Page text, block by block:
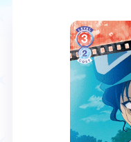
作品タイトル
Event
イベント
Rule /
ルール/Q&A